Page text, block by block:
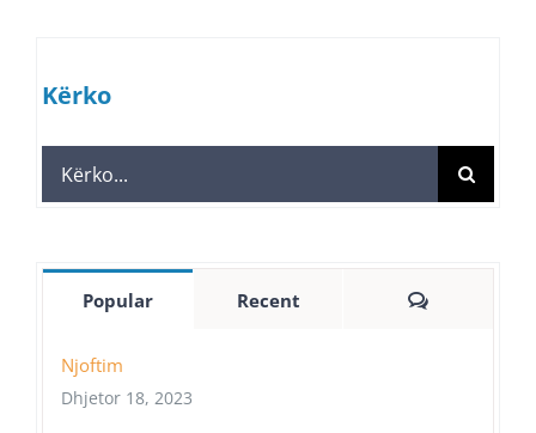
Kërko
Search
for:
Popular Recent Comments
Njoftim
Dhjetor 18, 2023